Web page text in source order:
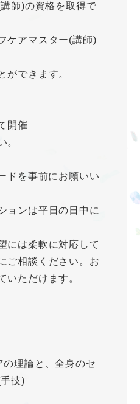
師)の資格を取得で
ケアマスター(講師)
ができます。
開催
。
ドを事前にお願いい
ョンは平日の日中に
には柔軟に対応して
ご相談ください。お
いただけます。
理論と、全身のセ
技)